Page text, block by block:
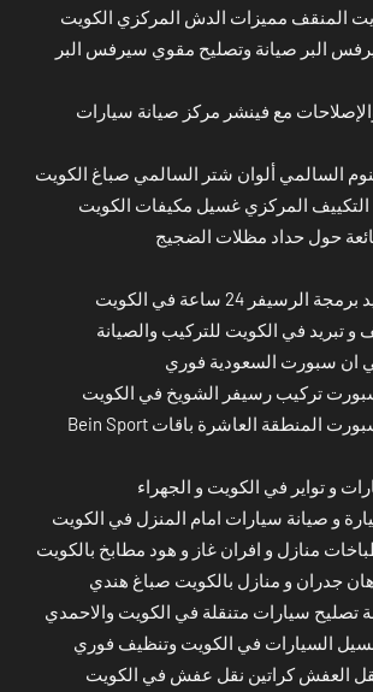
المنقف مميزات الدش المركزي الكويت
البر صيانة وتصليح مقوي سيرفس البر
مع فينشر مركز صيانة سيارات
السالمي ألوان شتر السالمي صباغ الكويت
التكييف المركزي غسيل مكيفات الكويت
حول حداد مظلات الضجيج
24 ساعة في الكويت
و تبريد في الكويت للتركيب والصيانة
ان سبورت السعودية فوري
تركيب رسيفر الشويخ في الكويت
اشتراك بي ان سبورت المنطقة العاشرة باقات Bein Sport
و تواير في الكويت و الجهراء
و صيانة سيارات امام المنزل في الكويت
منازل و افران غاز و هود مطابخ بالكويت
جدران و منازل بالكويت صباغ هندي
تصليح سيارات متنقلة في الكويت والاحمدي
السيارات في الكويت وتنظيف فوري
العفش كراتين نقل عفش في الكويت